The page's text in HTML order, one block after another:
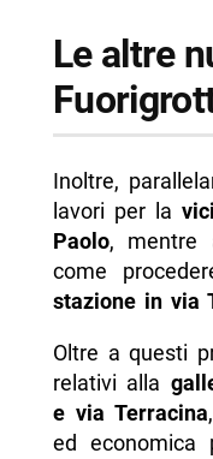
Le altre
Inoltre,
lavori per la
Paolo, mentre
come
stazione in via
Oltre a questi
relativi alla
e via Terracina
ed economica